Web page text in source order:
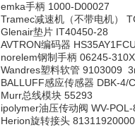
emka手柄 1000-D00027
Tramec减速机（不带电机）
Glenair垫片 IT40450-28
AVTRON编码器
norelem钢制手柄 06245-
Wandres塑料软管 9103009
BALLUFF感应传感器 DBK-4/
Murr总线模块 55293
ipolymer油压传动阀 WV-
Herion旋转接头